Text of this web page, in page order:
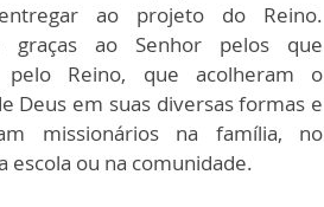
ao projeto do Reino.
graças ao Senhor pelos que
pelo Reino, que acolheram o
Deus em suas diversas formas e
missionários na família, no
escola ou na comunidade.